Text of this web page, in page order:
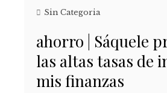
Sin Categoria
ahorro | Sáquele
las altas tasas de
mis finanzas